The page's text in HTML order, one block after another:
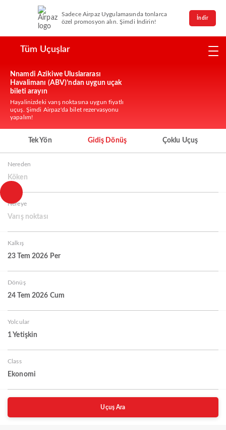
Sadece Airpaz Uygulamasında tonlarca
özel promosyon alın. Şimdi İndirin!
İndir
Tüm Uçuşlar
Nnamdi Azikiwe Uluslararası
Havalimanı (ABV)’ndan uygun uçak
bileti arayın
Hayalinizdeki varış noktasına uygun fiyatlı
uçuş. Şimdi Airpaz'da bilet rezervasyonu
yapalım!
Tek Yön Gidiş Dönüş Çoklu Uçuş
Nereden
Köken
Nereye
Varış noktası
Kalkış
23 Tem 2026 Per
Dönüş
24 Tem 2026 Cum
Yolcular
1 Yetişkin
Class
Ekonomi
Uçuş Ara